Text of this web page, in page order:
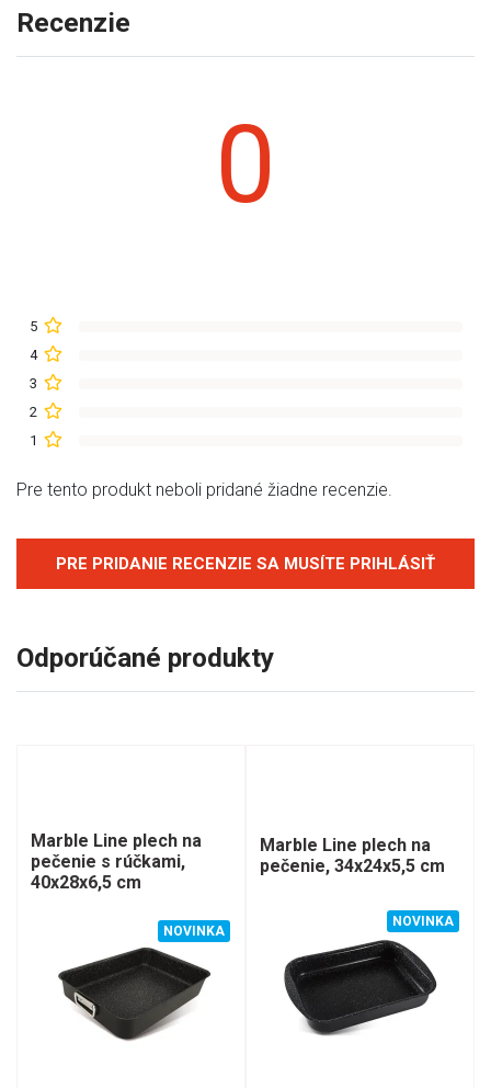
Recenzie
0
5
4
3
2
1
Pre tento produkt neboli pridané žiadne recenzie.
PRE PRIDANIE RECENZIE SA MUSÍTE PRIHLÁSIŤ
Odporúčané produkty
Marble Line plech na
pečenie s rúčkami,
40x28x6,5 cm
NOVINKA
Marble Line plech na
pečenie, 34x24x5,5 cm
NOVINKA